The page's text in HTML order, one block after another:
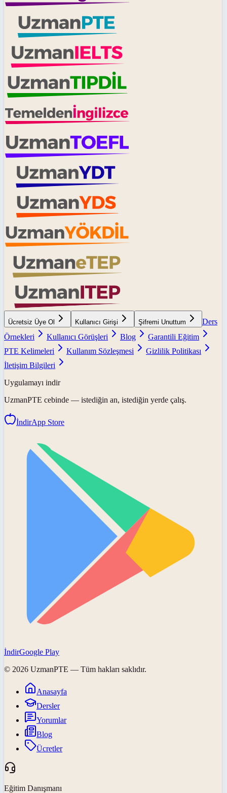
Ücretsiz Üye Ol Kullanıcı Girişi Şifremi Unuttum
Ders
Örnekleri
Kullanıcı Görüşleri Blog
Garantili Eğitim
PTE Kelimeleri
Kullanım Sözleşmesi
Gizlilik Politikası
İletişim Bilgileri
Uygulamayı indir
UzmanPTE cebinde — istediğin an, istediğin yerde çalış.
İndirApp Store
İndirGoogle Play
© 2026 UzmanPTE — Tüm hakları saklıdır.
Anasayfa
Dersler
Yorumlar
Blog
Ücretler
Eğitim Danışmanı